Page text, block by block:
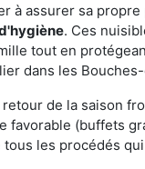
à assurer sa
. Ces
tout en
dans les
de la saison
favorable (buffets
les procédés